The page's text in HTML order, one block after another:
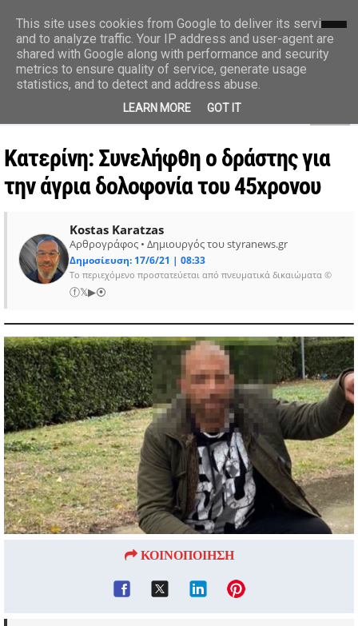
styranews.gr
Ειδήσεις-Γεγονότα-Επικαιρότητα
Κατερίνη: Συνελήφθη ο δράστης για
την άγρια δολοφονία του 45χρονου
Kostas Karatzas
Αρθρογράφος • Δημιουργός του styranews.gr
Δημοσίευση: 17/6/21 | 08:33
Το περιεχόμενο προστατεύεται από πνευματικά δικαιώματα ©
ⓕ𝕏▶⦿
ΚΟΙΝΟΠΟΙΗΣΗ
This site uses cookies from Google to deliver its services
and to analyze traffic. Your IP address and user-agent are
shared with Google along with performance and security
metrics to ensure quality of service, generate usage
statistics, and to detect and address abuse.
LEARN MORE GOT IT